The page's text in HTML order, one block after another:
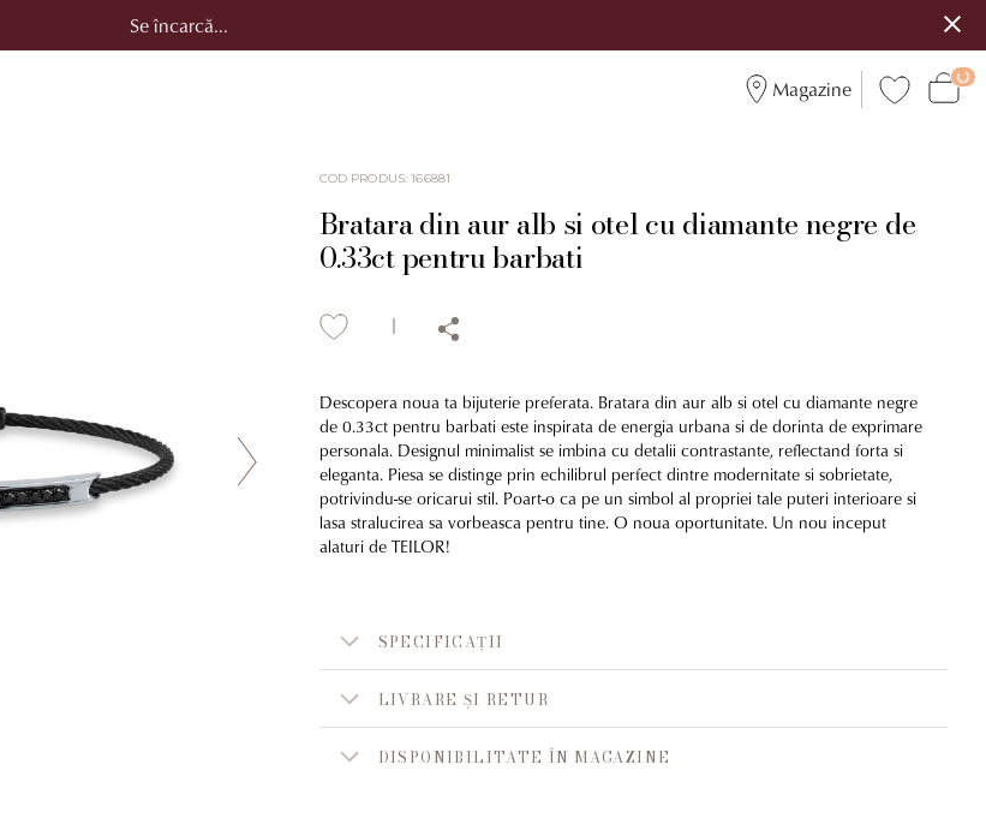
Se încarcă...
Magazine
COD PRODUS:166881
Bratara din aur alb si otel cu diamante negre de
0.33ct pentru barbati
Descopera noua ta bijuterie preferata. Bratara din aur alb si otel cu diamante negre
de 0.33ct pentru barbati este inspirata de energia urbana si de dorinta de exprimare
personala. Designul minimalist se imbina cu detalii contrastante, reflectand forta si
eleganta. Piesa se distinge prin echilibrul perfect dintre modernitate si sobrietate,
potrivindu-se oricarui stil. Poart-o ca pe un simbol al propriei tale puteri interioare si
lasa stralucirea sa vorbeasca pentru tine. O noua oportunitate. Un nou inceput
alaturi de TEILOR!
SPECIFICAȚII
LIVRARE ȘI RETUR
DISPONIBILITATE ÎN MAGAZINE